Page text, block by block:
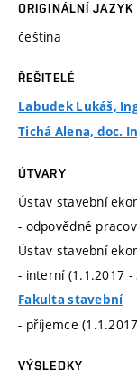
ORIGINÁLNÍ JAZYK
čeština
ŘEŠITELÉ
Labudek Lukáš,
Tichá Alena, doc.
ÚTVARY
Ústav stavební
- odpovědné
Ústav stavební
- interní (1.1.2017 -
Fakulta stavební
- příjemce
VÝSLEDKY